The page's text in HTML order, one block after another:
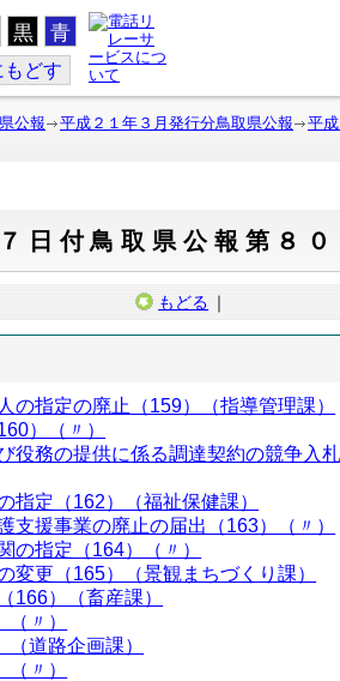
黒 青
もどす
公報 平成２１年３月発行分鳥取県公報
平
日付鳥取県公報第８０
もどる ｜
の指定の廃止（159）（指導管理課）
）（〃）
役務の提供に係る調達契約の競争入
指定（162）（福祉保健課）
支援事業の廃止の届出（163）（〃）
の指定（164）（〃）
変更（165）（景観まちづくり課）
166）（畜産課）
〃）
道路企画課）
〃）